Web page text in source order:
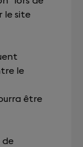
le site
le
être
de